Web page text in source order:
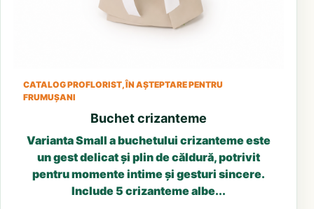
CATALOG PROFLORIST, ÎN AȘTEPTARE PENTRU
FRUMUȘANI
Buchet crizanteme
Varianta Small a buchetului crizanteme este
un gest delicat și plin de căldură, potrivit
pentru momente intime și gesturi sincere.
Include 5 crizanteme albe...